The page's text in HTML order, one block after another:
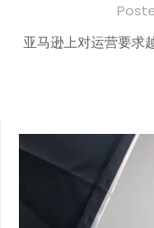
亚马逊上对运营要求